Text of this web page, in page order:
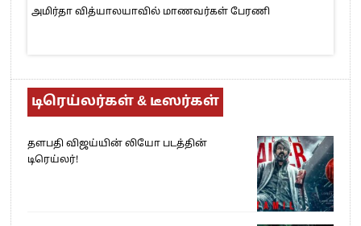
அமிர்தா வித்யாலயாவில் மாணவர்கள் பேரணி
டிரெய்லர்கள் & டீஸர்கள்
தளபதி விஜய்யின் லியோ படத்தின்
டிரெய்லர்!